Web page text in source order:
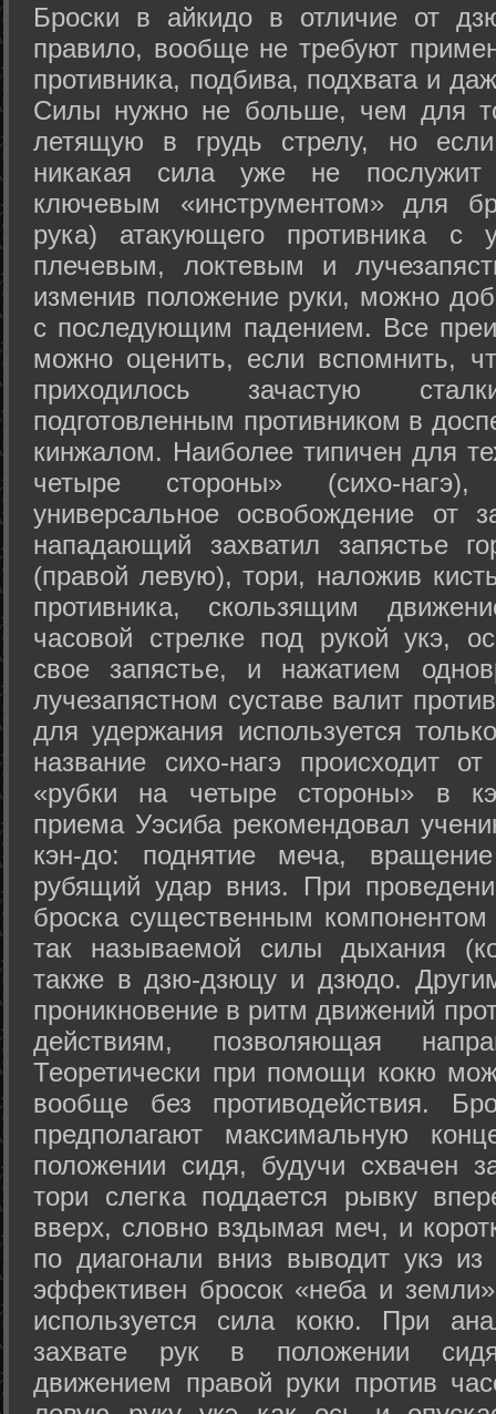
Броски в айкидо в отличие от
правило, вообще не требуют
противника, подбива, подхвата и
Силы нужно не больше, чем для
летящую в грудь стрелу, но
никакая сила уже не
ключевым «инструментом» для
рука) атакующего противника с
плечевым, локтевым и
изменив положение руки, можно
с последующим падением. Все
можно оценить, если вспомнить,
приходилось зачастую
подготовленным противником в
кинжалом. Наиболее типичен для
четыре стороны» (сихо-
универсальное освобождение от
нападающий захватил запястье
(правой левую), тори, наложив
противника, скользящим
часовой стрелке под рукой укэ,
свое запястье, и нажатием
лучезапястном суставе валит
для удержания используется
название сихо-нагэ происходит
«рубки на четыре стороны» в
приема Уэсиба рекомендовал
кэн-до: поднятие меча,
рубящий удар вниз. При
броска существенным компонентом
так называемой силы дыхания
также в дзю-дзюцу и дзюдо.
проникновение в ритм движений
действиям, позволяющая
Теоретически при помощи кокю
вообще без противодействия.
предполагают максимальную
положении сидя, будучи схвачен
тори слегка поддается рывку
вверх, словно вздымая меч, и
по диагонали вниз выводит укэ
эффективен бросок «неба и
используется сила кокю. При
захвате рук в положении
движением правой руки против